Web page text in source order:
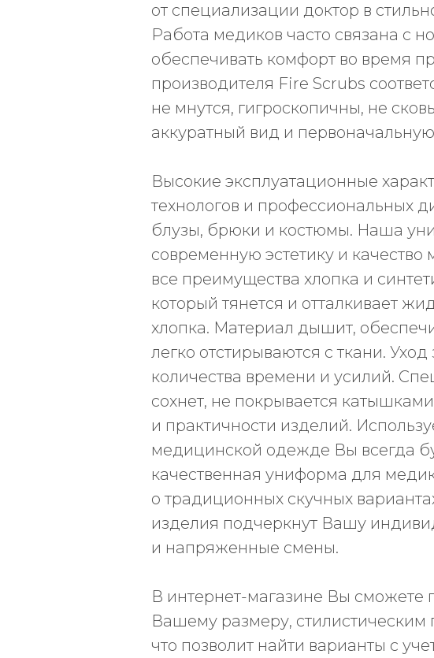
от специализации доктор в
Работа медиков часто связана с
обеспечивать комфорт во время
производителя Fire Scrubs
не мнутся, гигроскопичны, не
аккуратный вид и
Высокие эксплуатационные
технологов и профессиональных
блузы, брюки и костюмы. Наша
современную эстетику и
все преимущества хлопка и
который тянется и отталкивает
хлопка. Материал дышит,
легко отстирываются с ткани.
количества времени и усилий.
сохнет, не покрывается
и практичности изделий.
медицинской одежде Вы всегда
качественная униформа для
о традиционных скучных
изделия подчеркнут Вашу
и напряженные смены.
В интернет-магазине Вы
Вашему размеру, стилистическим
что позволит найти варианты с